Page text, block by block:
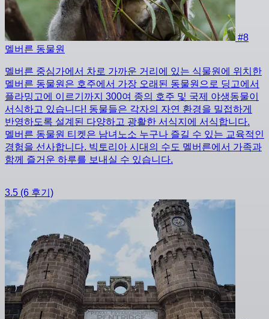
#8
멜버른 동물원
멜버른 중심가에서 차로 가까운 거리에 있는 식물원에 위치한
멜버른 동물원은 호주에서 가장 오래된 동물원으로 딩고에서
플라밍고에 이르기까지 300여 종의 호주 및 국제 야생동물이
서식하고 있습니다! 동물들은 각자의 자연 환경을 밀접하게
반영하도록 설계된 다양하고 광활한 서식지에 서식합니다.
멜버른 동물원 티켓은 남녀노소 누구나 즐길 수 있는 교육적인
경험을 선사합니다. 빅토리아 시대의 수도 멜버른에서 가족과
함께 즐거운 하루를 보내실 수 있습니다.
3.5 (6 후기)